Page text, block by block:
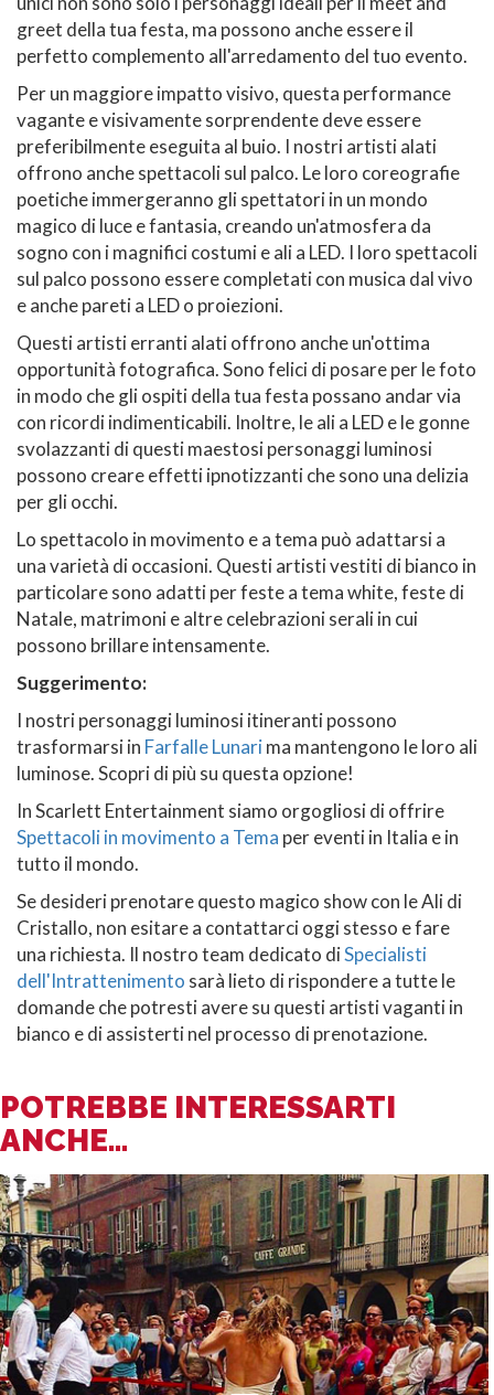
greet della tua festa, ma possono anche essere il
perfetto complemento all'arredamento del tuo evento.
Per un maggiore impatto visivo, questa performance
vagante e visivamente sorprendente deve essere
preferibilmente eseguita al buio. I nostri artisti alati
offrono anche spettacoli sul palco. Le loro coreografie
poetiche immergeranno gli spettatori in un mondo
magico di luce e fantasia, creando un'atmosfera da
sogno con i magnifici costumi e ali a LED. I loro spettacoli
sul palco possono essere completati con musica dal vivo
e anche pareti a LED o proiezioni.
Questi artisti erranti alati offrono anche un'ottima
opportunità fotografica. Sono felici di posare per le foto
in modo che gli ospiti della tua festa possano andar via
con ricordi indimenticabili. Inoltre, le ali a LED e le gonne
svolazzanti di questi maestosi personaggi luminosi
possono creare effetti ipnotizzanti che sono una delizia
per gli occhi.
Lo spettacolo in movimento e a tema può adattarsi a
una varietà di occasioni. Questi artisti vestiti di bianco in
particolare sono adatti per feste a tema white, feste di
Natale, matrimoni e altre celebrazioni serali in cui
possono brillare intensamente.
Suggerimento:
I nostri personaggi luminosi itineranti possono
trasformarsi in Farfalle Lunarima mantengono le loro ali
luminose. Scopri di più su questa opzione!
In Scarlett Entertainment siamo orgogliosi di offrire
Spettacoli in movimento a Tema per eventi in Italia e in
tutto il mondo.
Se desideri prenotare questo magico show con le Ali di
Cristallo, non esitare a contattarci oggi stesso e fare
una richiesta. Il nostro team dedicato diSpecialisti
dell'Intrattenimento sarà lieto di rispondere a tutte le
domande che potresti avere su questi artisti vaganti in
bianco e di assisterti nel processo di prenotazione.
POTREBBE INTERESSARTI
ANCHE...